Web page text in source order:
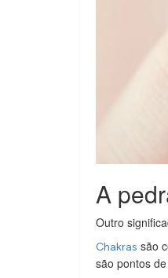
A
Outro
Chakras são
são pontos